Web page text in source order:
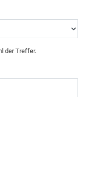
der Treffer.